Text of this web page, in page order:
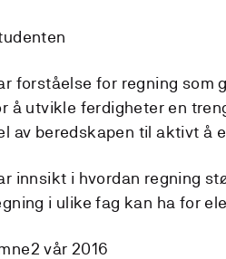
forståelse for regning som
å utvikle ferdigheter en
av beredskapen til aktivt å
innsikt i hvordan regning
i ulike fag kan ha for
vår 2016